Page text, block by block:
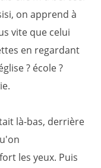
on apprend à
vite que celui
en regardant
? école ?
là-bas, derrière
les yeux. Puis